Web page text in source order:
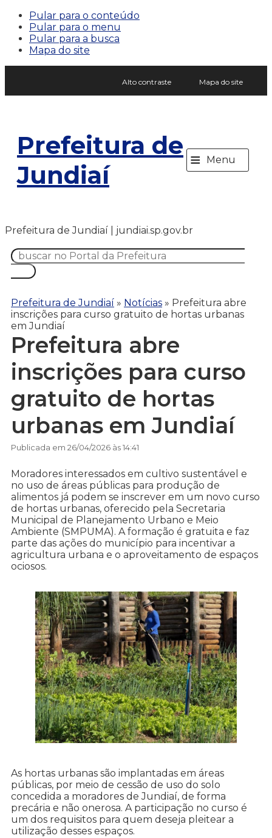
Pular para o conteúdo
Pular para o menu
Pular para a busca
Mapa do site
Alto contraste Mapa do site
Prefeitura de
Jundiaí
≡ Menu
Prefeitura de Jundiaí | jundiai.sp.gov.br
Prefeitura de Jundiaí » Notícias » Prefeitura abre
inscrições para curso gratuito de hortas urbanas
em Jundiaí
Prefeitura abre
inscrições para curso
gratuito de hortas
urbanas em Jundiaí
Publicada em 26/04/2026 às 14:41
Moradores interessados em cultivo sustentável e
no uso de áreas públicas para produção de
alimentos já podem se inscrever em um novo curso
de hortas urbanas, oferecido pela Secretaria
Municipal de Planejamento Urbano e Meio
Ambiente (SMPUMA). A formação é gratuita e faz
parte das ações do município para incentivar a
agricultura urbana e o aproveitamento de espaços
ociosos.
As hortas urbanas são implantadas em áreas
públicas, por meio de cessão de uso do solo
concedida a moradores de Jundiaí, de forma
precária e não onerosa. A participação no curso é
um dos requisitos para quem deseja pleitear a
utilização desses espaços.